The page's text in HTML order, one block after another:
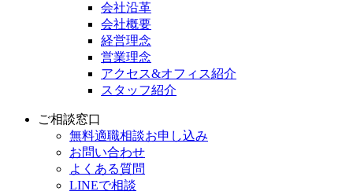
会社沿革
会社概要
経営理念
営業理念
アクセス&オフィス紹介
スタッフ紹介
ご相談窓口
無料適職相談お申し込み
お問い合わせ
よくある質問
LINEで相談